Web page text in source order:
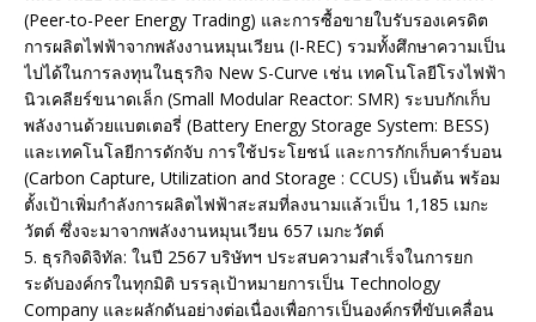
(Peer-to-Peer Energy Trading) และการซื้อขายใบรับรองเครดิต
การผลิตไฟฟ้าจากพลังงานหมุนเวียน (I-REC) รวมทั้งศึกษาความเป็น
ไปได้ในการลงทุนในธุรกิจ New S-Curve เช่น เทคโนโลยีโรงไฟฟ้า
นิวเคลียร์ขนาดเล็ก (Small Modular Reactor: SMR) ระบบกักเก็บ
พลังงานด้วยแบตเตอรี่ (Battery Energy Storage System: BESS)
และเทคโนโลยีการดักจับ การใช้ประโยชน์ และการกักเก็บคาร์บอน
(Carbon Capture, Utilization and Storage : CCUS) เป็นต้น พร้อม
ตั้งเป้าเพิ่มกำลังการผลิตไฟฟ้าสะสมที่ลงนามแล้วเป็น 1,185 เมกะ
วัตต์ ซึ่งจะมาจากพลังงานหมุนเวียน 657 เมกะวัตต์
5. ธุรกิจดิจิทัล: ในปี 2567 บริษัทฯ ประสบความสำเร็จในการยก
ระดับองค์กรในทุกมิติ บรรลุเป้าหมายการเป็น Technology
Company และผลักดันอย่างต่อเนื่องเพื่อการเป็นองค์กรที่ขับเคลื่อน